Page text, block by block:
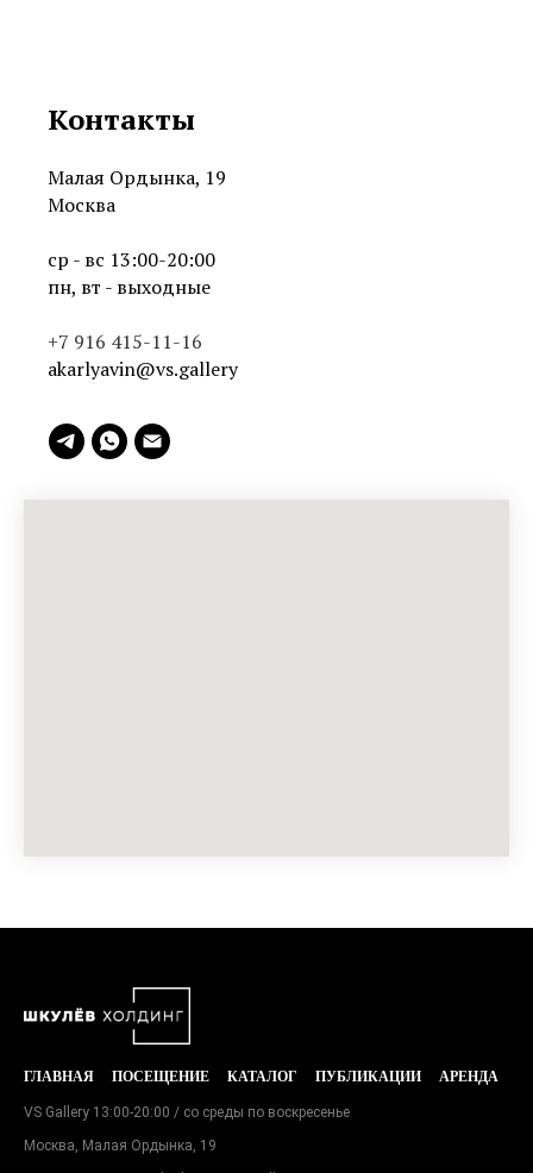
Контакты
Малая Ордынка, 19
Москва
ср - вс 13:00-20:00
пн, вт - выходные
+7 916 415-11-16
akarlyavin@vs.gallery
ГЛАВНАЯ ПОСЕЩЕНИЕ КАТАЛОГ ПУБЛИКАЦИИ АРЕНДА
VS Gallery 13:00-20:00 / со среды по воскресенье
Москва, Малая Ордынка, 19